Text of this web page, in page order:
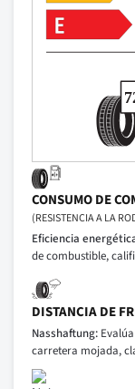
CONSUMO DE
(RESISTENCIA A LA
Eficiencia
de combustible,
DISTANCIA DE
Nasshaftung:
carretera mojada,